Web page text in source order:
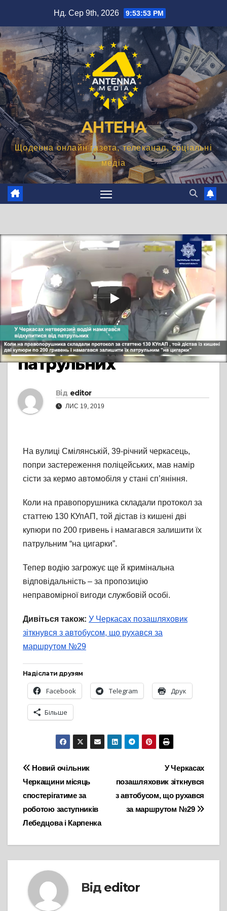
вмісту
Нд. Сер 9th, 2026 9:53:54 PM
АНТЕНА
Щоденна онлайн газета, телеканал, соціальні
медіа
TV СЮЖЕТ
У Черкасах
нетверезий водій
намагався
відкупитися від
патрульних
Від editor
ЛИС 19, 2019
На вулиці Смілянській, 39-річний черкасець,
попри застереження поліцейських, мав намір
сісти за кермо автомобіля у стані сп’яніння.
Коли на правопорушника складали протокол за
статтею 130 КУпАП, той дістав із кишені дві
купюри по 200 гривень і намагався залишити їх
патрульним “на цигарки”.
Тепер водію загрожує ще й кримінальна
відповідальність – за пропозицію
неправомірної вигоди службовій особі.
Дивіться також: У Черкасах позашляховик
зіткнувся з автобусом, що рухався за
маршрутом №29
Надіслати друзям
Facebook Telegram Друк
Більше
Навігація
записів
У Черкасах
позашляховик зіткнувся
з автобусом, що рухався
за маршрутом №29
Новий очільник
Черкащини місяць
спостерігатиме за
роботою заступників
Лебедцова і Карпенка
Від editor